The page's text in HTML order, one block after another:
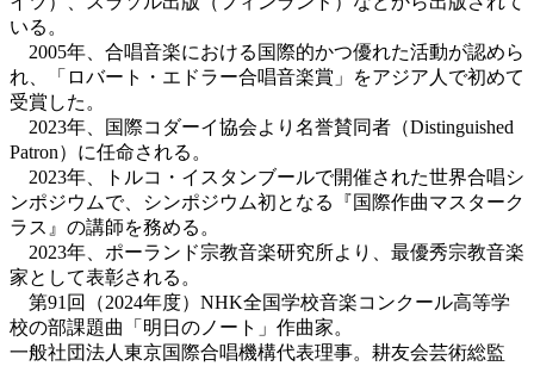
いる。
2005年、合唱音楽における国際的かつ優れた活動が認めら
れ、「ロバート・エドラー合唱音楽賞」をアジア人で初めて
受賞した。
2023年、国際コダーイ協会より名誉賛同者（Distinguished
Patron）に任命される。
2023年、トルコ・イスタンブールで開催された世界合唱シ
ンポジウムで、シンポジウム初となる『国際作曲マスターク
ラス』の講師を務める。
2023年、ポーランド宗教音楽研究所より、最優秀宗教音楽
家として表彰される。
第91回（2024年度）NHK全国学校音楽コンクール高等学
校の部課題曲「明日のノート」作曲家。
一般社団法人東京国際合唱機構代表理事。耕友会芸術総監